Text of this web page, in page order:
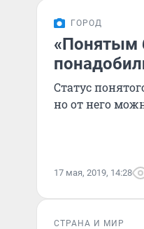
ГОРОД
«Понятым
Статус
но от него
17 мая, 2019, 14:28
СТРАНА И МИР